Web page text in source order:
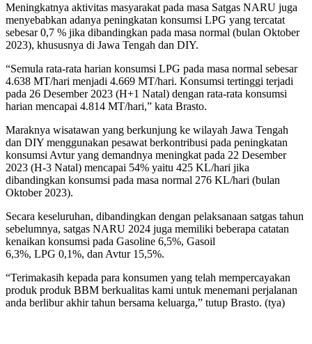
Meningkatnya aktivitas masyarakat pada masa Satgas NARU juga
menyebabkan adanya peningkatan konsumsi LPG yang tercatat
sebesar 0,7 % jika dibandingkan pada masa normal (bulan Oktober
2023), khususnya di Jawa Tengah dan DIY.
“Semula rata-rata harian konsumsi LPG pada masa normal sebesar
4.638 MT/hari menjadi 4.669 MT/hari. Konsumsi tertinggi terjadi
pada 26 Desember 2023 (H+1 Natal) dengan rata-rata konsumsi
harian mencapai 4.814 MT/hari,” kata Brasto.
Maraknya wisatawan yang berkunjung ke wilayah Jawa Tengah
dan DIY menggunakan pesawat berkontribusi pada peningkatan
konsumsi Avtur yang demandnya meningkat pada 22 Desember
2023 (H-3 Natal) mencapai 54% yaitu 425 KL/hari jika
dibandingkan konsumsi pada masa normal 276 KL/hari (bulan
Oktober 2023).
Secara keseluruhan, dibandingkan dengan pelaksanaan satgas tahun
sebelumnya, satgas NARU 2024 juga memiliki beberapa catatan
kenaikan konsumsi pada Gasoline 6,5%, Gasoil
6,3%, LPG 0,1%, dan Avtur 15,5%.
“Terimakasih kepada para konsumen yang telah mempercayakan
produk produk BBM berkualitas kami untuk menemani perjalanan
anda berlibur akhir tahun bersama keluarga,” tutup Brasto. (tya)